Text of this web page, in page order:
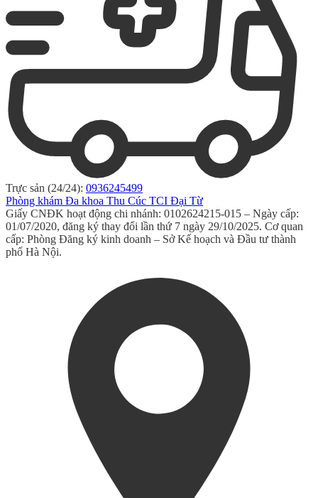
Trực sản (24/24): 0936245499
Phòng khám Đa khoa Thu Cúc TCI Đại Từ
Giấy CNĐK hoạt động chi nhánh: 0102624215-015 – Ngày cấp:
01/07/2020, đăng ký thay đổi lần thứ 7 ngày 29/10/2025. Cơ quan
cấp: Phòng Đăng ký kinh doanh – Sở Kế hoạch và Đầu tư thành
phố Hà Nội.